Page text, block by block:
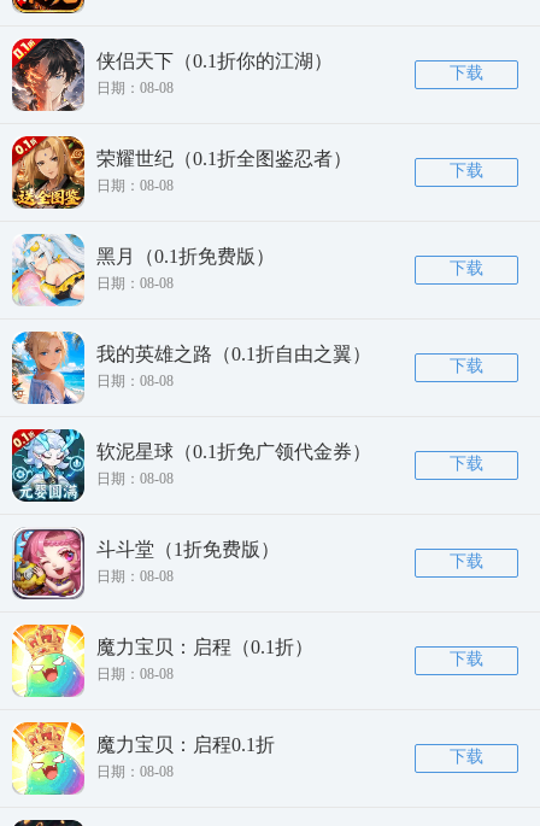
侠侣天下（0.1折你的江湖）
日期：08-08
下载
荣耀世纪（0.1折全图鉴忍者）
日期：08-08
下载
黑月（0.1折免费版）
日期：08-08
下载
我的英雄之路（0.1折自由之翼）
日期：08-08
下载
软泥星球（0.1折免广领代金券）
日期：08-08
下载
斗斗堂（1折免费版）
日期：08-08
下载
魔力宝贝：启程（0.1折）
日期：08-08
下载
魔力宝贝：启程0.1折
日期：08-08
下载